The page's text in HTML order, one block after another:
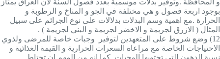
و المحافظة .وتوفير بدلات موسمية بعدد فصول السنة لأن العراق يمتاز
بوجود اربعة فصول و هي مختلفة في الجو و المناخ و الرطوبة و
الحرارة .مع اهمية وسم البدلات بدلالات على نوع الجرائم على سبيل
المثال ( الازرق لجريمة و الاخضر لجريمة و البني لجريمة ) .
12)
وضع شروط على المتعهدين لتوفير وجبات خاصة للمرضى ولذوي
الاحتياجات الخاصة مع مراعاة السعرات الحرارية و القيمة الغذائية و